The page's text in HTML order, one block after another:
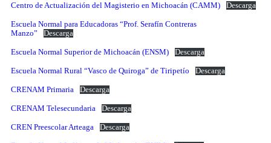
Centro de Actualización del Magisterio en Michoacán (CAMM) Descarga
Escuela Normal para Educadoras “Prof. Serafín Contreras
Manzo”
Descarga
Escuela Normal Superior de Michoacán (ENSM) Descarga
Escuela Normal Rural “Vasco de Quiroga” de Tiripetío Descarga
CRENAM Primaria Descarga
CRENAM Telesecundaria Descarga
CREN Preescolar Arteaga Descarga